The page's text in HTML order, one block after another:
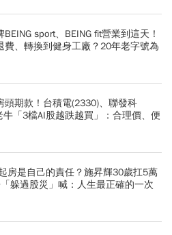
sport、BEING fit營業到這天！
費、轉換到健身工廠？20年老字號為
頭期款！台積電(2330)、聯發科
「3檔AI股越跌越買」：合理價、便
房是自己的責任？施昇輝30歲扛5萬
躲過股災」喊：人生最正確的一次